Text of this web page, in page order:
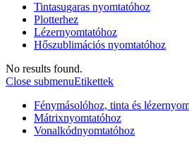
Tintasugaras nyomtatóhoz
Plotterhez
Lézernyomtatóhoz
Hőszublimációs nyomtatóhoz
No results found.
Close submenuEtikettek
Fénymásolóhoz, tinta és
Mátrixnyomtatóhoz
Vonalkódnyomtatóhoz